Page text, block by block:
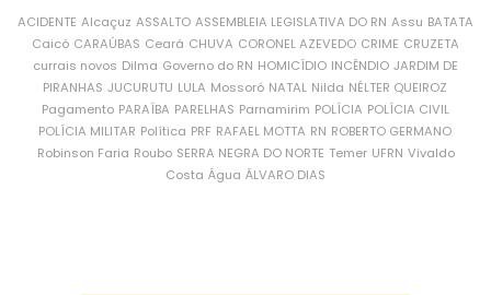
ACIDENTE Alcaçuz ASSALTO ASSEMBLEIA LEGISLATIVA DO RN Assu BATATA
Caicó CARAÚBAS Ceará CHUVA CORONEL AZEVEDO CRIME CRUZETA
currais novos Dilma Governo do RN HOMICÍDIO INCÊNDIO JARDIM DE
PIRANHAS JUCURUTU LULA Mossoró NATAL Nilda NÉLTER QUEIROZ
Pagamento PARAÍBA PARELHAS Parnamirim POLÍCIA POLÍCIA CIVIL
POLÍCIA MILITAR Política PRF RAFAEL MOTTA RN ROBERTO GERMANO
Robinson Faria Roubo SERRA NEGRA DO NORTE Temer UFRN Vivaldo
Costa Água ÁLVARO DIAS